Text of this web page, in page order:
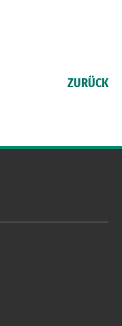
ZURÜCK